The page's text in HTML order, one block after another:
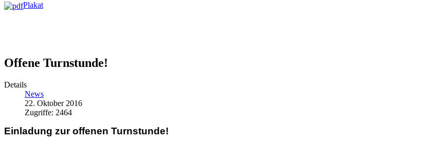
Plakat
Offene Turnstunde!
Details
News
22. Oktober 2016
Zugriffe: 2464
Einladung zur offenen Turnstunde!